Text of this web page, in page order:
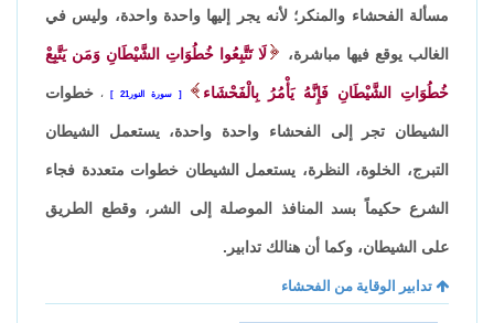
مسألة الفحشاء والمنكر؛ لأنه يجر إليها واحدة واحدة، وليس في
الغالب يوقع فيها مباشرة، لَا تَتَّبِعُوا خُطُوَاتِ الشَّيْطَانِ وَمَن يَتَّبِعْ
خُطُوَاتِ الشَّيْطَانِ فَإِنَّهُ يَأْمُرُ بِالْفَحْشَاء سورة النور21 ، خطوات
الشيطان تجر إلى الفحشاء واحدة واحدة، يستعمل الشيطان
التبرج، الخلوة، النظرة، يستعمل الشيطان خطوات متعددة فجاء
الشرع حكيماً بسد المنافذ الموصلة إلى الشر، وقطع الطريق
على الشيطان، وكما أن هنالك تدابير.
تدابير الوقاية من الفحشاء